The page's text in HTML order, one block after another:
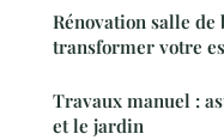
Rénovation salle de
transformer votre
Travaux manuel :
et le jardin